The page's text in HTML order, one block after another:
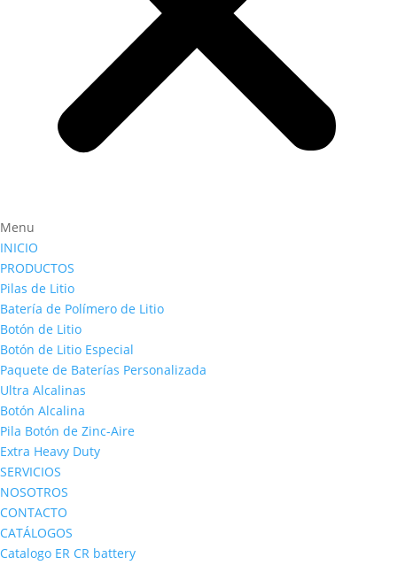
Menu
INICIO
PRODUCTOS
Pilas de Litio
Batería de Polímero de Litio
Botón de Litio
Botón de Litio Especial
Paquete de Baterías Personalizada
Ultra Alcalinas
Botón Alcalina
Pila Botón de Zinc-Aire
Extra Heavy Duty
SERVICIOS
NOSOTROS
CONTACTO
CATÁLOGOS
Catalogo ER CR battery